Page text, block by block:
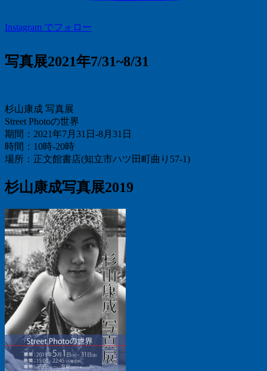
Instagram でフォロー
写真展2021年7/31~8/31
杉山康成 写真展
Street Photoの世界
期間：2021年7月31日-8月31日
時間：10時-20時
場所：正文館書店(知立市ハツ田町曲り57-1)
杉山康成写真展2019